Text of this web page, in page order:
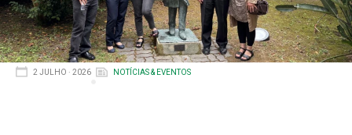
2 JULHO · 2026 NOTÍCIAS & EVENTOS